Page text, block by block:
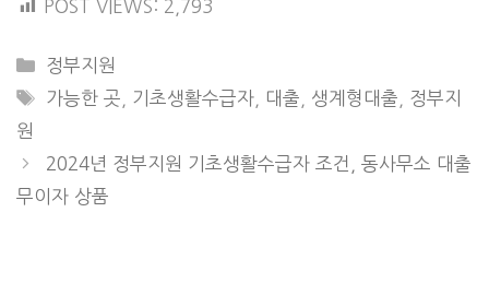
POST VIEWS: 2,793
CATEGORIES
정부지원
TAGS
가능한 곳 기초생활수급자 대출 생계형대출
정부지
원
2024년 정부지원 기초생활수급자 조건, 동사무소 대출
무이자 상품